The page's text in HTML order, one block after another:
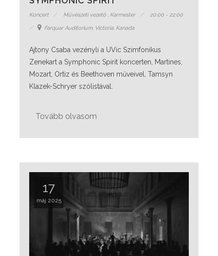
Koncert Művészeti vezető , Karmester 20:00 - 22:00
Farquar Auditorium, Victoria, Kanada
Ajtony Csaba vezényli a UVic Szimfonikus
Zenekart a Symphonic Spirit koncerten, Martines,
Mozart, Ortiz és Beethoven műveivel, Tamsyn
Klazek-Schryer szólistával.
Tovább olvasom
17
máj 2025